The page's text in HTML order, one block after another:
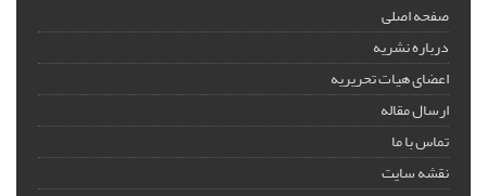
صفحه اصلی
درباره نشریه
اعضای هیات تحریریه
ارسال مقاله
تماس با ما
نقشه سایت